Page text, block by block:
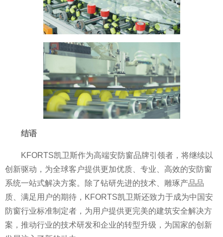
结语
KFORTS凯卫斯作为高端安防窗品牌引领者，将继续以
创新驱动，为全球客户提供更加优质、专业、高效的安防窗
系统一站式解决方案。除了钻研先进的技术、雕琢产品品
质、满足用户的期待，KFORTS凯卫斯还致力于成为中国安
防窗行业标准制定者，为用户提供更完美的建筑安全解决方
案，推动行业的技术研发和企业的转型升级，为国家的创新